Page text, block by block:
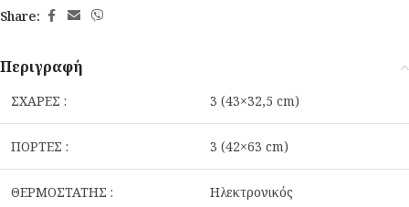
Share:
Περιγραφή
ΣΧΑΡΕΣ : 3 (43×32,5 cm)
ΠΟΡΤΕΣ : 3 (42×63 cm)
ΘΕΡΜΟΣΤΑΤΗΣ : Ηλεκτρονικός